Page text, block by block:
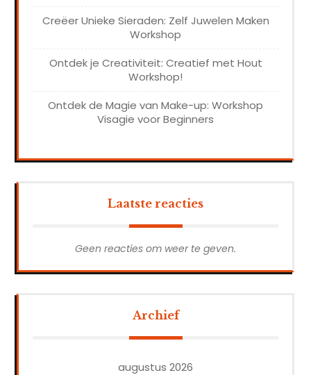
Creëer Unieke Sieraden: Zelf Juwelen Maken
Workshop
Ontdek je Creativiteit: Creatief met Hout
Workshop!
Ontdek de Magie van Make-up: Workshop
Visagie voor Beginners
Laatste reacties
Geen reacties om weer te geven.
Archief
augustus 2026